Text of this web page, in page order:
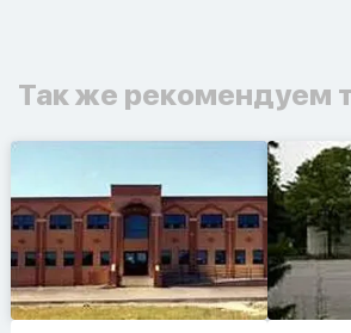
Так же рекомендуем